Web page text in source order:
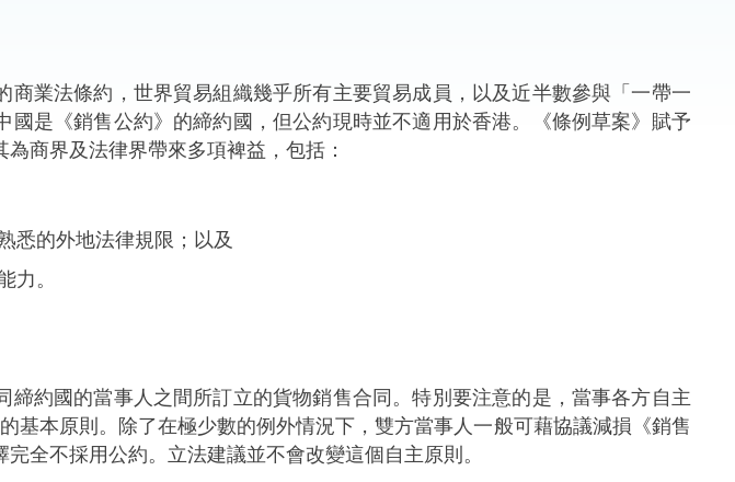
業法條約，世界貿易組織幾乎所有主要貿易成員，以及近半數參與「一帶一
國是《銷售公約》的締約國，但公約現時並不適用於香港。《條例草案》賦予
商界及法律界帶來多項裨益，包括：
悉的外地法律規限；以及
。
約國的當事人之間所訂立的貨物銷售合同。特別要注意的是，當事各方自主
本原則。除了在極少數的例外情況下，雙方當事人一般可藉協議減損《銷售
全不採用公約。立法建議並不會改變這個自主原則。